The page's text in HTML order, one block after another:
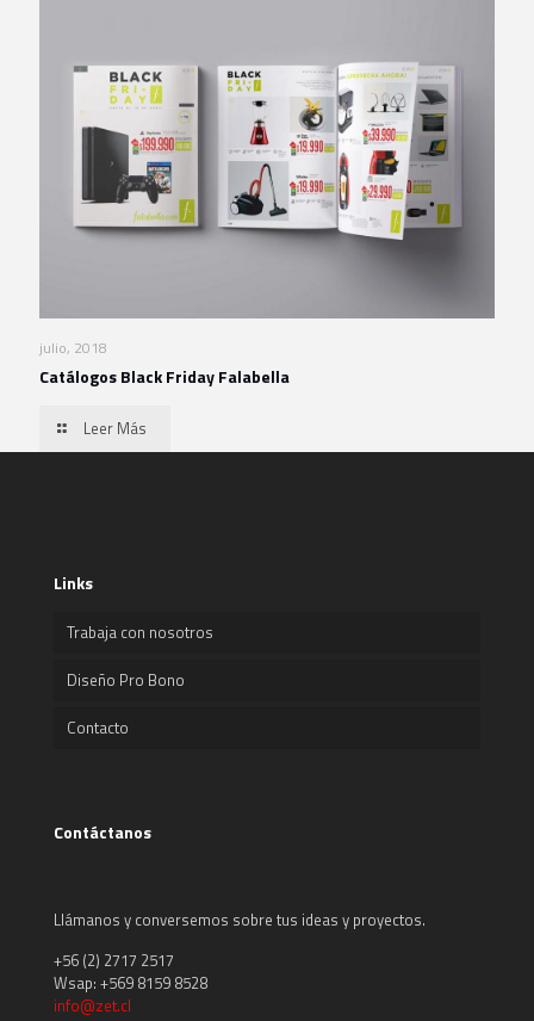
julio, 2018
Catálogos Black Friday Falabella
Leer Más
Links
Trabaja con nosotros
Diseño Pro Bono
Contacto
Contáctanos
Llámanos y conversemos sobre tus ideas y proyectos.
+56 (2) 2717 2517
Wsap: +569 8159 8528
info@zet.cl